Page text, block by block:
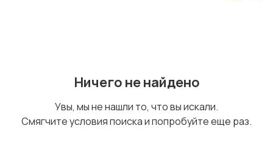
оптические приборы
Ничего не найдено
Увы, мы не нашли то, что вы искали.
Смягчите условия поиска и попробуйте еще раз.